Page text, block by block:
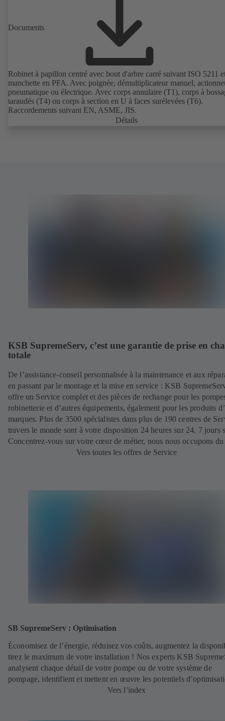
Documents
Robinet à papillon centré avec bout d'arbre carré suivant ISO 5211
manchette en PFA. Avec poignée, démultiplicateur manuel,
pneumatique ou électrique. Avec corps annulaire (T1), corps à
taraudés (T4) ou corps à section en U à faces surélevées (T6).
Raccordements suivant EN, ASME, JIS.
Détails
KSB SupremeServ, c’est une garantie de prise en
totale
De l’assistance-conseil personnalisée à la maintenance et aux
en passant par le montage et la mise en service : KSB
offre un Service complet et des pièces de rechange pour les
robinetterie et d’autres équipements, également pour les produits
marques. Plus de 3500 spécialistes dans plus de 190 centres de
travers le monde sont à votre disposition 24 heures sur 24, 7 jours
Concentrez-vous sur votre cœur de métier, nous nous occupons du
Vers toutes les offres de Service
SB SupremeServ : Optimisation
Économisez de l’énergie, réduisez vos coûts, augmentez la
tirez le maximum de votre installation ! Nos experts KSB
analysent chaque détail de votre pompe ou de votre système de
pompage, identifient et mettent en œuvre les potentiels
Vers l’index